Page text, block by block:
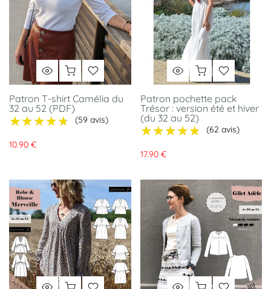
Patron T-shirt Camélia du
32 au 52 (PDF)
★★★★★
★★★★★ (59 avis)
10.90 €
Patron pochette pack
Trésor : version été et hiver
(du 32 au 52)
★★★★★
★★★★★ (62 avis)
17.90 €